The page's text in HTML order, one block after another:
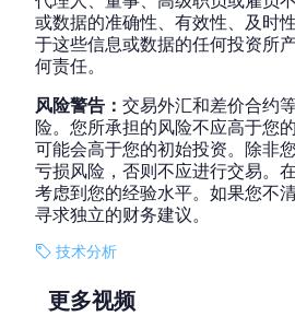
或数据的准确性、有效性、及时
于这些信息或数据的任何投资所
何责任。
风险警告： 交易外汇和差价合约
险。您所承担的风险不应高于您
可能会高于您的初始投资。除非
亏损风险，否则不应进行交易。
考虑到您的经验水平。如果您不
寻求独立的财务建议。
技术分析
更多视频